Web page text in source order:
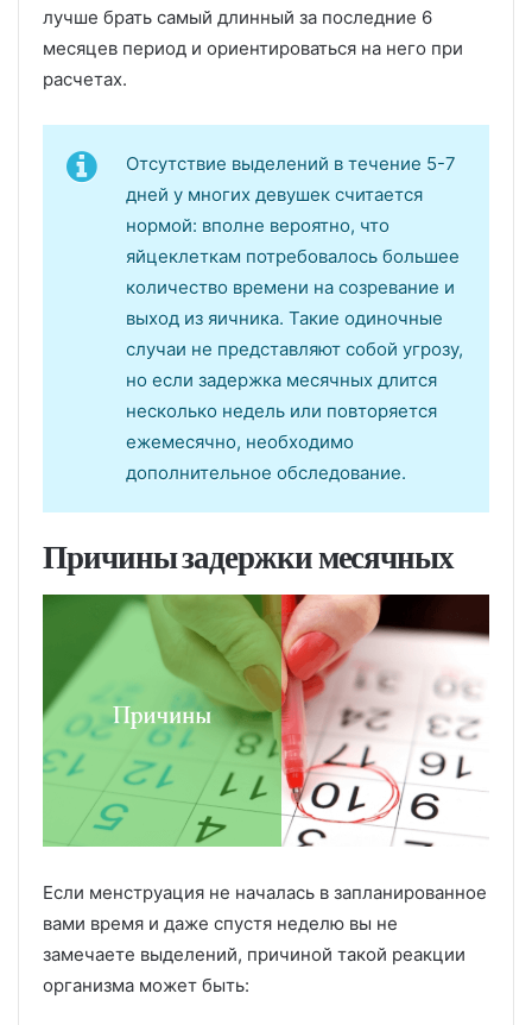
лучше брать самый длинный за последние 6
месяцев период и ориентироваться на него при
расчетах.
Отсутствие выделений в течение 5-7
дней у многих девушек считается
нормой: вполне вероятно, что
яйцеклеткам потребовалось большее
количество времени на созревание и
выход из яичника. Такие одиночные
случаи не представляют собой угрозу,
но если задержка месячных длится
несколько недель или повторяется
ежемесячно, необходимо
дополнительное обследование.
Причины задержки месячных
Если менструация не началась в запланированное
вами время и даже спустя неделю вы не
замечаете выделений, причиной такой реакции
организма может быть: